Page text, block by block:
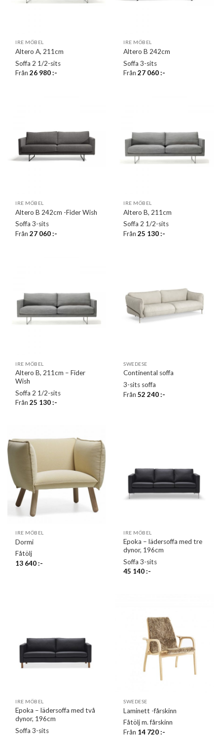
IRE MÖBEL
Altero A, 211cm
Soffa 2 1/2-sits
Från26 980:-
IRE MÖBEL
Altero B 242cm
Soffa 3-sits
Från27 060:-
IRE MÖBEL
Altero B 242cm -Fider Wish
Soffa 3-sits
Från27 060:-
IRE MÖBEL
Altero B, 211cm
Soffa 2 1/2-sits
Från25 130:-
IRE MÖBEL
Altero B, 211cm – Fider
Wish
Soffa 2 1/2-sits
Från25 130:-
SWEDESE
Continental soffa
3-sits soffa
Från52 240:-
IRE MÖBEL
Dormi
Fåtölj
13 640:-
IRE MÖBEL
Epoka – lädersoffa med tre
dynor, 196cm
Soffa 3-sits
45 140:-
IRE MÖBEL
Epoka – lädersoffa med två
dynor, 196cm
Soffa 3-sits
SWEDESE
Laminett -fårskinn
Fåtölj m. fårskinn
Från 14 720:-